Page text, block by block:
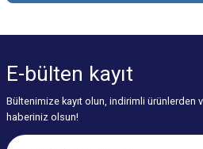
Görüş ve önerileriniz için teşekkür ederiz.
Ürün resmi kalitesiz, bozuk veya
Ürün açıklamasında eksik bilgiler
E-bülten kayıt
Bültenimize kayıt olun, indirimli ürünlerden
haberiniz olsun!